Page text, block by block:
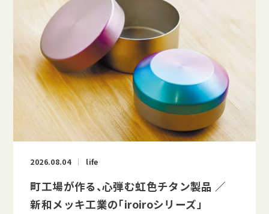
2026.08.04 life
町工場が作る、心弾む虹色チタン製品 ／
新和メッキ工業の「iroiroシリーズ」